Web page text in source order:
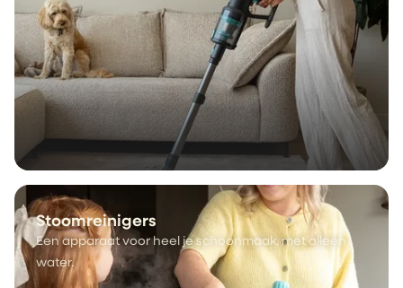
Stoomreinigers
Een apparaat voor heel je schoonmaak, met alleen
water.